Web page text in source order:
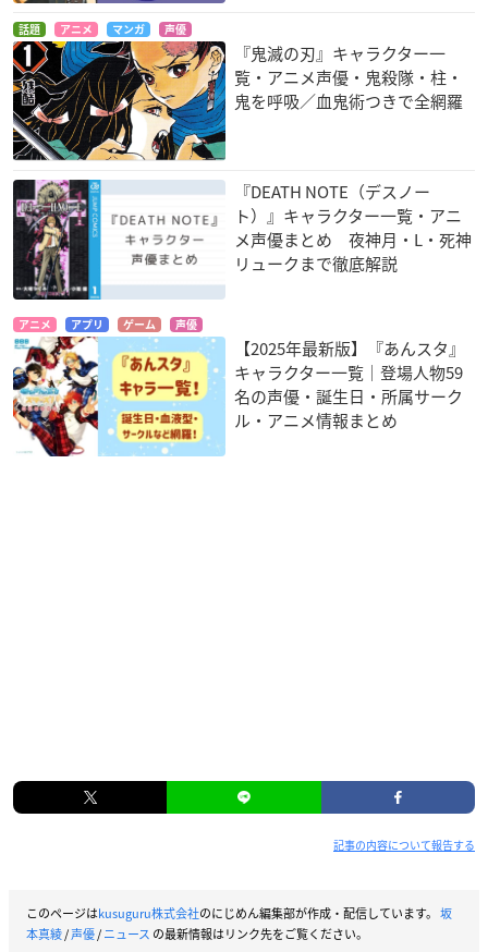
話題 アニメ マンガ 声優
『鬼滅の刃』キャラクター一
覧・アニメ声優・鬼殺隊・柱・
鬼を呼吸／血鬼術つきで全網羅
『DEATH NOTE（デスノー
ト）』キャラクター一覧・アニ
メ声優まとめ 夜神月・L・死神
リュークまで徹底解説
アニメ アプリ ゲーム 声優
【2025年最新版】『あんスタ』
キャラクター一覧｜登場人物59
名の声優・誕生日・所属サーク
ル・アニメ情報まとめ
記事の内容について報告する
このページはkusuguru株式会社のにじめん編集部が作成・配信しています。 坂
本真綾/声優/ニュース の最新情報はリンク先をご覧ください。